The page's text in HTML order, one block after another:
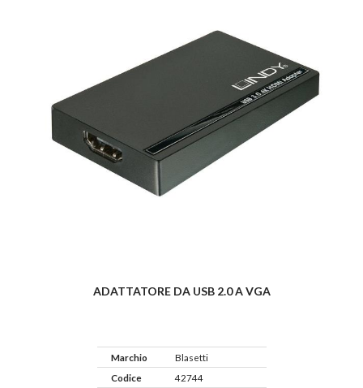
ADATTATORE DA USB 2.0 A VGA
Marchio
Blasetti
Codice
42744